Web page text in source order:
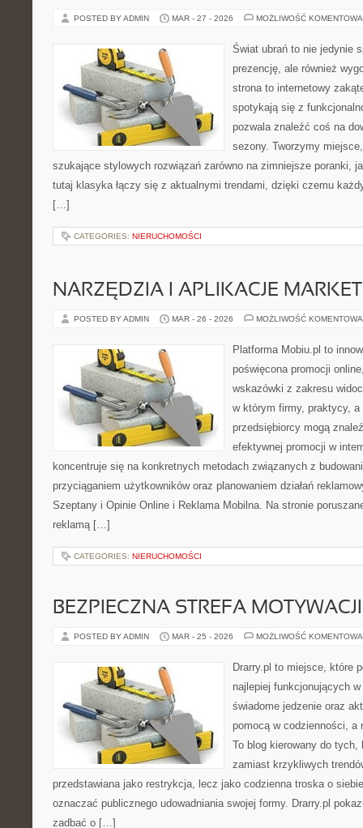
POSTED BY ADMIN MAR - 27 - 2026 MOŻLIWOŚĆ
Świat ubrań to nie jedynie
prezencję, ale również
strona to internetowy
spotykają się z
pozwala znaleźć coś na
sezony. Tworzymy
szukające stylowych rozwiązań zarówno na zimniejsze poranki,
tutaj klasyka łączy się z aktualnymi trendami, dzięki czemu
[…]
CATEGORIES: NIERUCHOMOŚCI
NARZĘDZIA I APLIKACJE
POSTED BY ADMIN MAR - 26 - 2026 MOŻLIWOŚĆ
Platforma Mobiu.pl to
poświęcona promocji
wskazówki z zakresu
w którym firmy, praktycy,
przedsiębiorcy mogą
efektywnej promocji w
koncentruje się na konkretnych metodach związanych z
przyciąganiem użytkowników oraz planowaniem działań
Szeptany i Opinie Online i Reklama Mobilna. Na stronie
reklamą […]
CATEGORIES: NIERUCHOMOŚCI
BEZPIECZNA STREFA MOTYWACJI
POSTED BY ADMIN MAR - 25 - 2026 MOŻLIWOŚĆ
Drarry.pl to miejsce, które
najlepiej funkcjonujących
świadome jedzenie oraz
pomocą w codzienności, a
To blog kierowany do
zamiast krzykliwych
przedstawiana jako restrykcja, lecz jako codzienna troska o
oznaczać publicznego udowadniania swojej formy. Drarry.pl
zadbać o […]